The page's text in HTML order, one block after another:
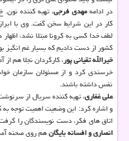
در ادامهمهدی فرجی، تهیه کننده
کار در این شرایط سخن گفت. وی با
لطف خدا کسی به کرونا مبتلا نشد،
کشور از دست دادیم که بسیار غم انگیز
خیرالله تقیانی پور، کارگردان نجلا هم
خرسندی کرد و از مسئولان سازمان
نفس داشته باشند.
علی غفاری، تهیه کننده سریال از
و اشاره کرد: این وضعیت اهمیت توجه
اتاق های فکر، دست نویسندگان را
انصاری و افسانه بایگانهم روی صحنه